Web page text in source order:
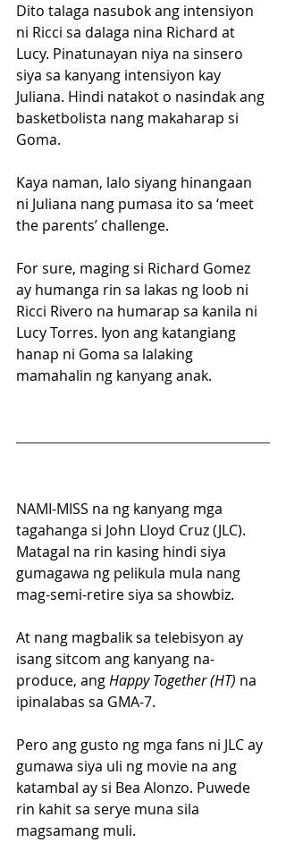
Dito talaga nasubok ang intensiyon
ni Ricci sa dalaga nina Richard at
Lucy. Pinatunayan niya na sinsero
siya sa kanyang intensiyon kay
Juliana. Hindi natakot o nasindak ang
basketbolista nang makaharap si
Goma.
Kaya naman, lalo siyang hinangaan
ni Juliana nang pumasa ito sa ‘meet
the parents’ challenge.
For sure, maging si Richard Gomez
ay humanga rin sa lakas ng loob ni
Ricci Rivero na humarap sa kanila ni
Lucy Torres. Iyon ang katangiang
hanap ni Goma sa lalaking
mamahalin ng kanyang anak.
NAMI-MISS na ng kanyang mga
tagahanga si John Lloyd Cruz (JLC).
Matagal na rin kasing hindi siya
gumagawa ng pelikula mula nang
mag-semi-retire siya sa showbiz.
At nang magbalik sa telebisyon ay
isang sitcom ang kanyang na-
produce, ang Happy Together (HT) na
ipinalabas sa GMA-7.
Pero ang gusto ng mga fans ni JLC ay
gumawa siya uli ng movie na ang
katambal ay si Bea Alonzo. Puwede
rin kahit sa serye muna sila
magsamang muli.